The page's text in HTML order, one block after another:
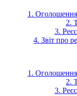
1. Оголошення
2.
3.
4. Звіт про
1. Оголошення
2.
3.